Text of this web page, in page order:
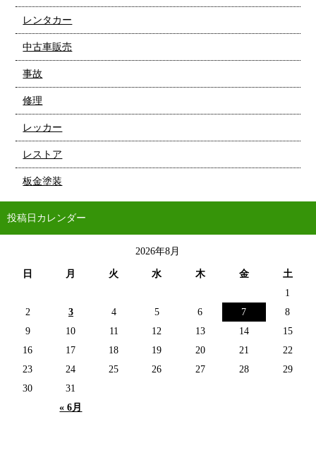
レンタカー
中古車販売
事故
修理
レッカー
レストア
板金塗装
投稿日カレンダー
2026年8月
日 月 火 水 木 金 土
« 6月
1
2
3 4 5 6 7
8
9
10 11 12 13 14
15
16
17 18 19 20 21
22
23
24 25 26 27 28
29
30
31